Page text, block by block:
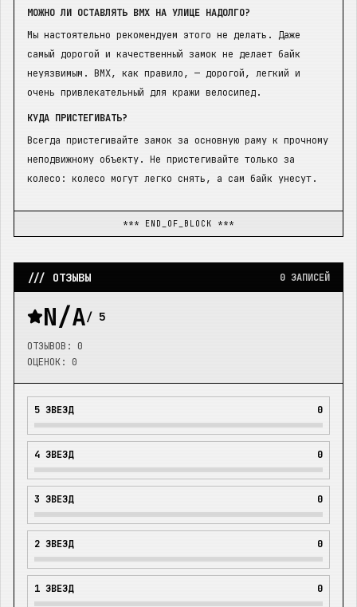
МОЖНО ЛИ ОСТАВЛЯТЬ BMX НА УЛИЦЕ НАДОЛГО?
Мы настоятельно рекомендуем этого не делать. Даже
самый дорогой и качественный замок не делает байк
неуязвимым. BMX, как правило, — дорогой, легкий и
очень привлекательный для кражи велосипед.
КУДА ПРИСТЕГИВАТЬ?
Всегда пристегивайте замок за основную раму к прочному
неподвижному объекту. Не пристегивайте только за
колесо: колесо могут легко снять, а сам байк унесут.
*** END_OF_BLOCK ***
/// ОТЗЫВЫ 0 ЗАПИСЕЙ
N/A/ 5
ОТЗЫВОВ: 0
ОЦЕНОК: 0
5 ЗВЕЗД 0
4 ЗВЕЗД 0
3 ЗВЕЗД 0
2 ЗВЕЗД 0
1 ЗВЕЗД 0